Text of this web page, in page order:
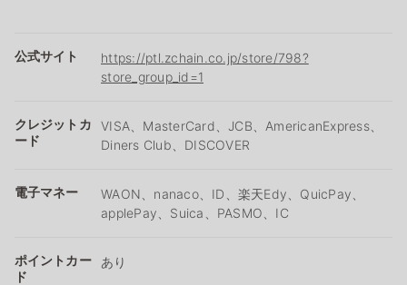
公式サイト
https://ptl.zchain.co.jp/store/798?
store_group_id=1
クレジットカ
ード
VISA、MasterCard、JCB、AmericanExpress、
Diners Club、DISCOVER
電子マネー
WAON、nanaco、ID、楽天Edy、QuicPay、
applePay、Suica、PASMO、IC
ポイントカー
ド
あり